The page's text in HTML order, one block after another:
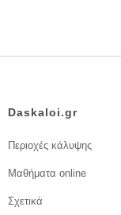
Daskaloi.gr
Περιοχές κάλυψης
Μαθήματα online
Σχετικά